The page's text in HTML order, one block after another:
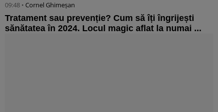
09:48 • Cornel Ghimeșan
Tratament sau prevenție? Cum să îți îngrijești
sănătatea în 2024. Locul magic aflat la numai ...